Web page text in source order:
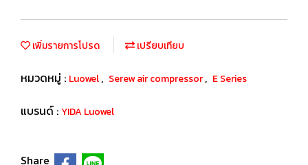
เพิ่มรายการโปรด เปรียบเทียบ
หมวดหมู่ : Luowel, Serew air compressor, E Series
แบรนด์ : YIDA Luowel
Share